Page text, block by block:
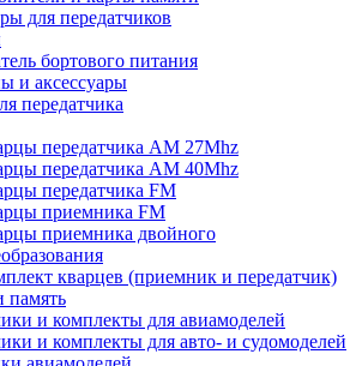
для передатчиков
бортового питания
и аксессуары
передатчика
передатчика AM 27Mhz
передатчика AM 40Mhz
передатчика FM
приемника FM
приемника двойного
кварцев (приемник и передатчик)
память
и комплекты для авиамоделей
и комплекты для авто- и судомоделей